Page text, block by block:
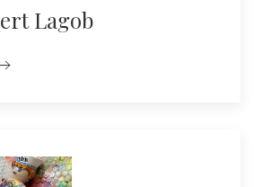
Lagob